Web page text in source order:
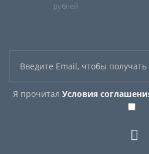
рублей
Я прочитал Условия